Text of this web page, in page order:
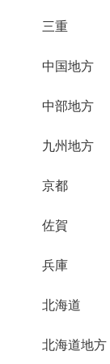
三重
中国地方
中部地方
九州地方
京都
佐賀
兵庫
北海道
北海道地方